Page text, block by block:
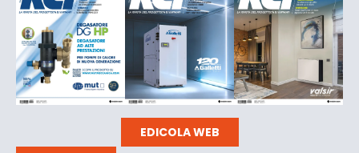
EDICOLA WEB